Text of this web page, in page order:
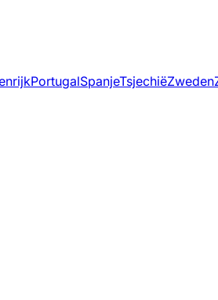
PortugalSpanjeTsjechiëZweden